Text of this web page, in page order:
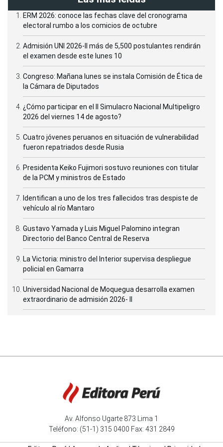
ERM 2026: conoce las fechas clave del cronograma
electoral rumbo a los comicios de octubre
Admisión UNI 2026-II más de 5,500 postulantes rendirán
el examen desde este lunes 10
Congreso: Mañana lunes se instala Comisión de Ética de
la Cámara de Diputados
¿Cómo participar en el II Simulacro Nacional Multipeligro
2026 del viernes 14 de agosto?
Cuatro jóvenes peruanos en situación de vulnerabilidad
fueron repatriados desde Rusia
Presidenta Keiko Fujimori sostuvo reuniones con titular
de la PCM y ministros de Estado
Identifican a uno de los tres fallecidos tras despiste de
vehículo al río Mantaro
Gustavo Yamada y Luis Miguel Palomino integran
Directorio del Banco Central de Reserva
La Victoria: ministro del Interior supervisa despliegue
policial en Gamarra
Universidad Nacional de Moquegua desarrolla examen
extraordinario de admisión 2026- II
Av. Alfonso Ugarte 873 Lima 1
Teléfono: (51-1) 315 0400 Fax: 431 2849